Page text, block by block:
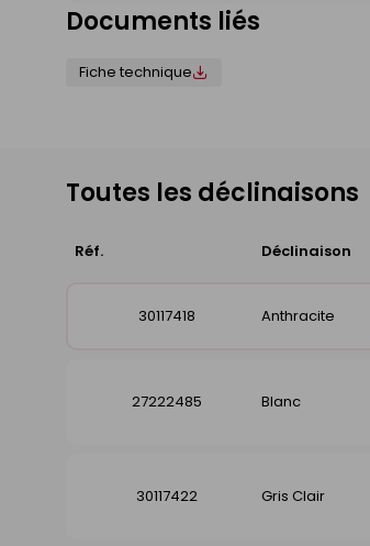
Documents liés
Fiche technique
Toutes les déclinaisons
Réf. Déclinaison
30117418 Anthracite
27222485 Blanc
30117422 Gris Clair